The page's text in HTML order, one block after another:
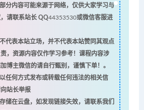
分内容可能来源于网络，仅供大家学习与
请联系站长 QQ44353530或微信客服进
代表本站立场，并不代表本站赞同其观点
，资源内容仅作学习参考！课程内容涉
博主微信的请自行甄别，谨慎下单！。
任何方式发布或转载任何违法的相关信
站长举报
储在云盘，如发现链接失效，请联系我们